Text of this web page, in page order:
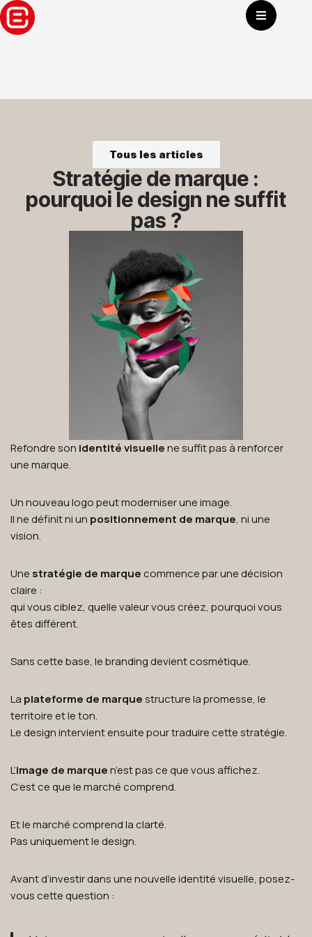
Aller
Tous les articles
Stratégie de marque :
pourquoi le design ne suffit
pas ?
Refondre son identité visuellene suffit pas à renforcer
une marque.
Un nouveau logo peut moderniser une image.
Il ne définit ni un positionnement de marque, ni une
vision.
Une stratégie de marquecommence par une décision
claire :
qui vous ciblez, quelle valeur vous créez, pourquoi vous
êtes différent.
Sans cette base, le branding devient cosmétique.
La plateforme de marquestructure la promesse, le
territoire et le ton.
Le design intervient ensuite pour traduire cette stratégie.
L’image de marquen’est pas ce que vous affichez.
C’est ce que le marché comprend.
Et le marché comprend la clarté.
Pas uniquement le design.
Avant d’investir dans une nouvelle identité visuelle, posez-
vous cette question :